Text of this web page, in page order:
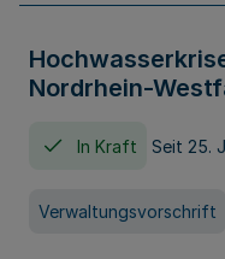
Nordrhein-
In Kraft Seit 25.
Verwaltungsvorschrift